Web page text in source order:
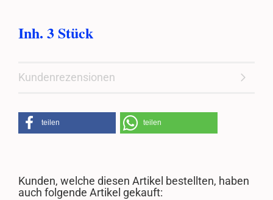
Inh. 3 Stück
Kundenrezensionen
teilen teilen
Kunden, welche diesen Artikel bestellten, haben
auch folgende Artikel gekauft: